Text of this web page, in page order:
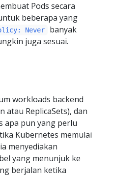
Pods secara
beberapa yang
Never
banyak
juga sesuai.
workloads backend
atau ReplicaSets), dan
apa pun yang perlu
Kubernetes memulai
menyediakan
yang menunjuk ke
berjalan ketika